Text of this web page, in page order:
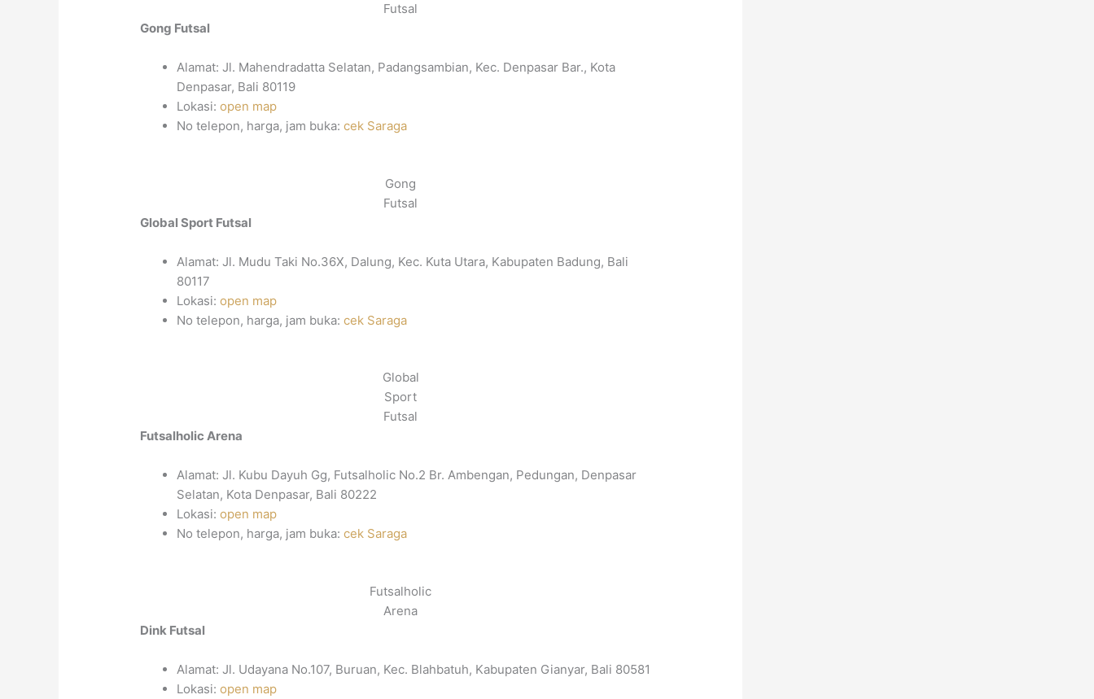
Futsal
Gong Futsal
Alamat: Jl. Mahendradatta Selatan, Padangsambian, Kec. Denpasar Bar., Kota
Denpasar, Bali 80119
Lokasi:open map
No telepon, harga, jam buka:cek Saraga
Gong
Futsal
Global Sport Futsal
Alamat: Jl. Mudu Taki No.36X, Dalung, Kec. Kuta Utara, Kabupaten Badung, Bali
80117
Lokasi:open map
No telepon, harga, jam buka:cek Saraga
Global
Sport
Futsal
Futsalholic Arena
Alamat: Jl. Kubu Dayuh Gg, Futsalholic No.2 Br. Ambengan, Pedungan, Denpasar
Selatan, Kota Denpasar, Bali 80222
Lokasi:open map
No telepon, harga, jam buka:cek Saraga
Futsalholic
Arena
Dink Futsal
Alamat: Jl. Udayana No.107, Buruan, Kec. Blahbatuh, Kabupaten Gianyar, Bali 80581
Lokasi:open map